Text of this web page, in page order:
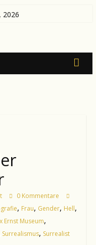
2026
0 Kommentare
, Frau, Gender, Hell,
Ernst Museum,
Surrealismus, Surrealist